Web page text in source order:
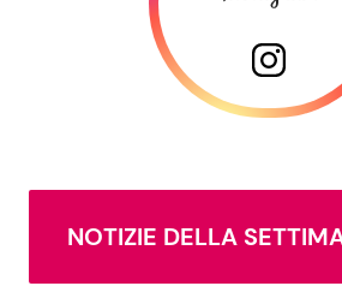
NOTIZIE DELLA